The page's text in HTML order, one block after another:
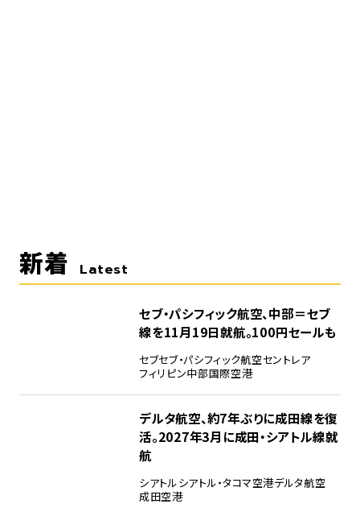
新着 Latest
セブ・パシフィック航空、中部＝セブ
線を11月19日就航。100円セールも
セブセブ・パシフィック航空セントレア
フィリピン中部国際空港
デルタ航空、約7年ぶりに成田線を復
活。2027年3月に成田・シアトル線就
航
シアトルシアトル・タコマ空港デルタ航空
成田空港